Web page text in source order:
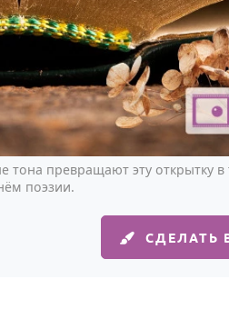
превращают эту открытку в
поэзии.
СДЕЛАТЬ